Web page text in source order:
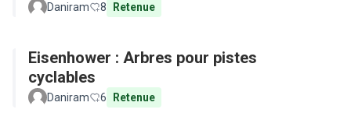
Daniram 8 Retenue
Eisenhower : Arbres pour pistes
cyclables
Daniram 6 Retenue